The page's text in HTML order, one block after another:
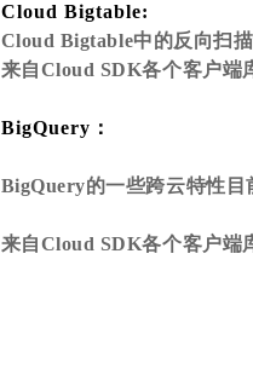
Cloud Bigtable:
Cloud Bigtable中的反向扫
来自Cloud SDK各个客户端
BigQuery：
BigQuery的一些跨云特性目
来自Cloud SDK各个客户端